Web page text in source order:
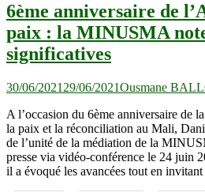
6ème anniversaire de
paix : la MINUSMA
significatives
30/06/2021 29/06/2021Ousmane
A l’occasion du 6ème anniversaire de
la paix et la réconciliation au Mali,
de l’unité de la médiation de la
presse via vidéo-conférence le 24 juin
il a évoqué les avancées tout en